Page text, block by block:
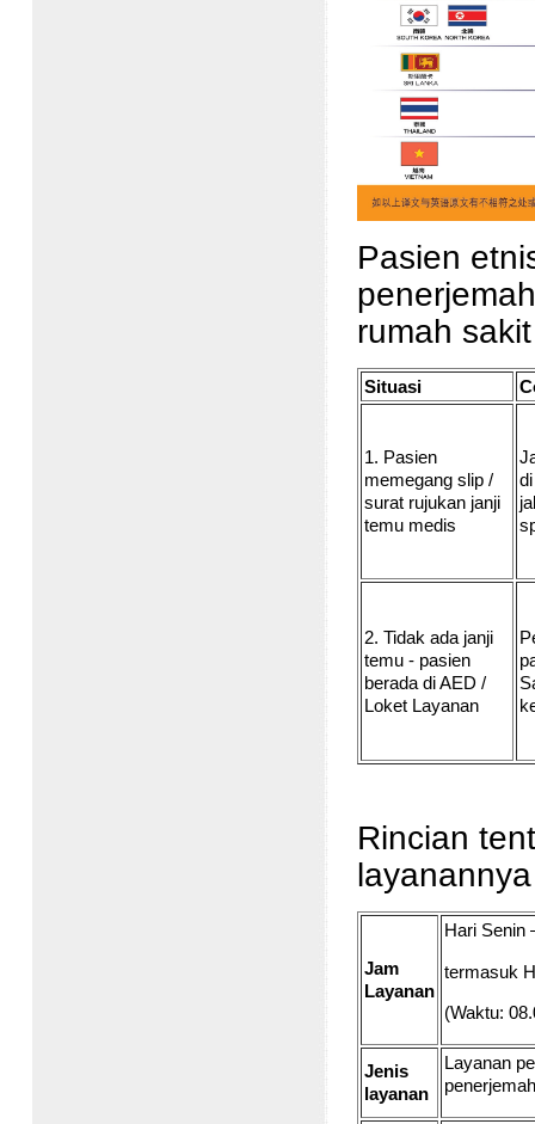
Pasien
rumah
Situasi
1. Pasien
memegang slip /
surat rujukan janji
temu medis
2. Tidak ada janji
temu - pasien
berada di AED /
Loket Layanan
Rincian
Jam
Layanan
Hari
termasuk
(Waktu:
Jenis
layanan
Layanan